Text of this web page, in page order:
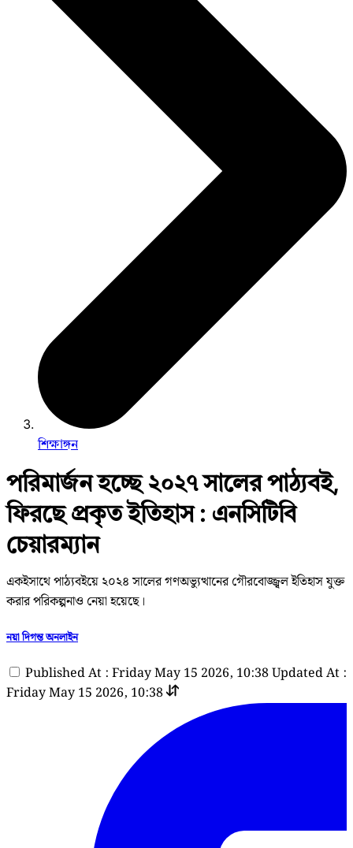
শিক্ষাঙ্গন
পরিমার্জন হচ্ছে ২০২৭ সালের পাঠ্যবই,
ফিরছে প্রকৃত ইতিহাস : এনসিটিবি
চেয়ারম্যান
একইসাথে পাঠ্যবইয়ে ২০২৪ সালের গণঅভ্যুত্থানের গৌরবোজ্জ্বল ইতিহাস যুক্ত
করার পরিকল্পনাও নেয়া হয়েছে।
নয়া দিগন্ত অনলাইন
Published At : Friday May 15 2026, 10:38Updated At :
Friday May 15 2026, 10:38